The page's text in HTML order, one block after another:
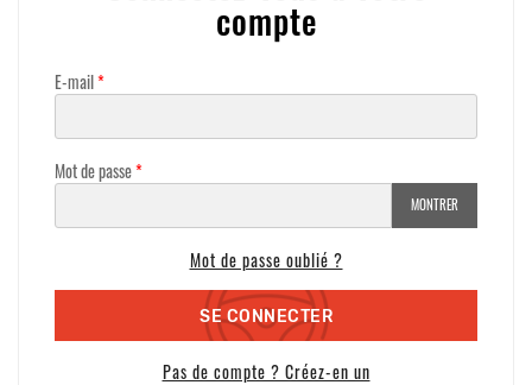
compte
E-mail
Mot de passe
MONTRER
Mot de passe oublié ?
SE CONNECTER
Pas de compte ? Créez-en un